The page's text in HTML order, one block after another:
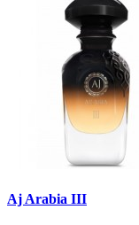
Aj Arabia III